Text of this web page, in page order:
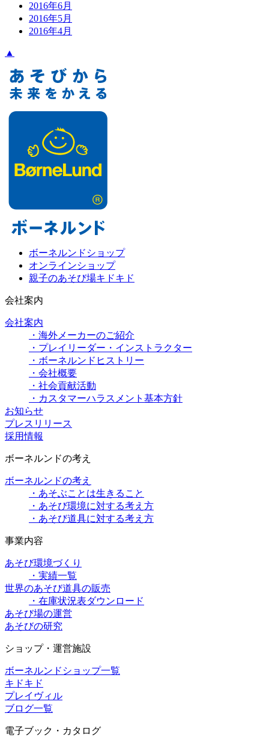
2016年6月
2016年5月
2016年4月
▲
ボーネルンドショップ
オンラインショップ
親子のあそび場キドキド
会社案内
会社案内
・海外メーカーのご紹介
・プレイリーダー・インストラクター
・ボーネルンドヒストリー
・会社概要
・社会貢献活動
・カスタマーハラスメント基本方針
お知らせ
プレスリリース
採用情報
ボーネルンドの考え
ボーネルンドの考え
・あそぶことは生きること
・あそび環境に対する考え方
・あそび道具に対する考え方
事業内容
あそび環境づくり
・実績一覧
世界のあそび道具の販売
・在庫状況表ダウンロード
あそび場の運営
あそびの研究
ショップ・運営施設
ボーネルンドショップ一覧
キドキド
プレイヴィル
ブログ一覧
電子ブック・カタログ